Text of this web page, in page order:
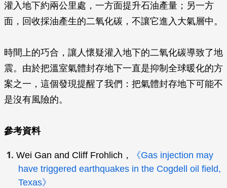
灌入地下約兩公里處，一方面提升石油產量；另一方
面，回收採油產生的二氧化碳，不讓它進入大氣層中。
時間上的巧合，讓人懷疑灌入地下的二氧化碳導致了地
震。由於把溫室氣體封存地下一直是抑制全球暖化的方
案之一，這個發現提醒了我們：把氣體封存地下可能不
是沒有風險的。
參考資料
Wei Gan and Cliff Frohlich，
《Gas injection may
have triggered earthquakes in the Cogdell oil field,
Texas》